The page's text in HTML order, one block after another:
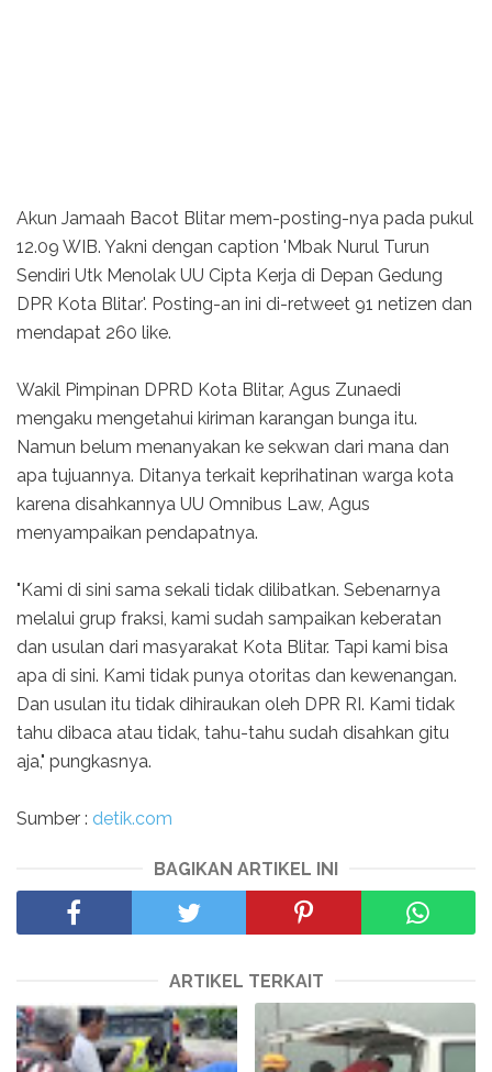
Akun Jamaah Bacot Blitar mem-posting-nya pada pukul
12.09 WIB. Yakni dengan caption 'Mbak Nurul Turun
Sendiri Utk Menolak UU Cipta Kerja di Depan Gedung
DPR Kota Blitar'. Posting-an ini di-retweet 91 netizen dan
mendapat 260 like.
Wakil Pimpinan DPRD Kota Blitar, Agus Zunaedi
mengaku mengetahui kiriman karangan bunga itu.
Namun belum menanyakan ke sekwan dari mana dan
apa tujuannya. Ditanya terkait keprihatinan warga kota
karena disahkannya UU Omnibus Law, Agus
menyampaikan pendapatnya.
"Kami di sini sama sekali tidak dilibatkan. Sebenarnya
melalui grup fraksi, kami sudah sampaikan keberatan
dan usulan dari masyarakat Kota Blitar. Tapi kami bisa
apa di sini. Kami tidak punya otoritas dan kewenangan.
Dan usulan itu tidak dihiraukan oleh DPR RI. Kami tidak
tahu dibaca atau tidak, tahu-tahu sudah disahkan gitu
aja," pungkasnya.
Sumber : detik.com
BAGIKAN ARTIKEL INI
ARTIKEL TERKAIT